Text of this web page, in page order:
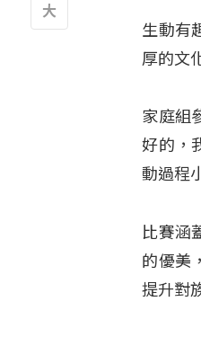
生動有
厚的文
家庭組
好的，
動過程
比賽涵
的優美
提升對